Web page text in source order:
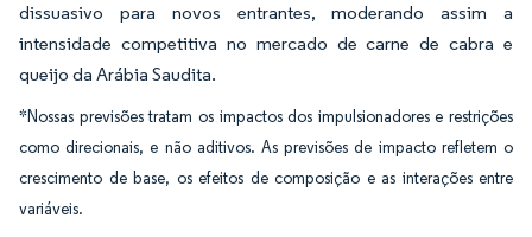
dissuasivo para novos entrantes, moderando assim a
intensidade competitiva no mercado de carne de cabra e
queijo da Arábia Saudita.
*Nossas previsões tratam os impactos dos impulsionadores e restrições
como direcionais, e não aditivos. As previsões de impacto refletem o
crescimento de base, os efeitos de composição e as interações entre
variáveis.